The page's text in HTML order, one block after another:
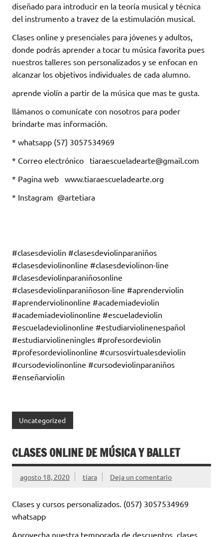
diseñado para introducir en la teoría musical y técnica
del instrumento a travez de la estimulación musical.
Clases online y presenciales para jóvenes y adultos,
donde podrás aprender a tocar tu música favorita pues
nuestros talleres son personalizados y se enfocan en
alcanzar los objetivos individuales de cada alumno.
aprende violín a partir de la música que mas te gusta.
llámanos o comunícate con nosotros para poder
brindarte mas información.
* whatsapp (57) 3057534969
* Correo electrónico tiaraescueladearte@gmail.com
* Pagina web www.tiaraescueladearte.org
* Instagram @artetiara
#clasesdeviolin #clasesdeviolinparaniños
#clasesdeviolinonline #clasesdeviolinon-line
#clasesdeviolinparaniñosonline
#clasesdeviolinparaniñoson-line #aprenderviolin
#aprenderviolinonline #academiadeviolin
#academiadeviolinonline #escueladeviolin
#escueladeviolinonline #estudiarviolinenespañol
#estudiarviolineningles #profesordeviolin
#profesordeviolinonline #cursosvirtualesdeviolin
#cursodeviolinonline #cursodeviolinparaniños
#enseñarviolin
Uncategorized
CLASES ONLINE DE MÚSICA Y BALLET
agosto 18, 2020 tiara Deja un comentario
Clases y cursos personalizados. (057) 3057534969
whatsapp
Aprovecha nuestra temporada de descuentos, clases